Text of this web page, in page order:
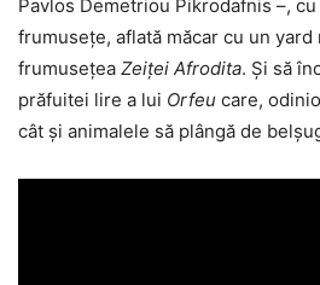
Pavlos Demetriou Pikrodafnis –,
frumusețe, aflată măcar cu un yard
frumusețea Zeiței Afrodita. Și să
prăfuitei lire a lui Orfeu care,
cât și animalele să plângă de